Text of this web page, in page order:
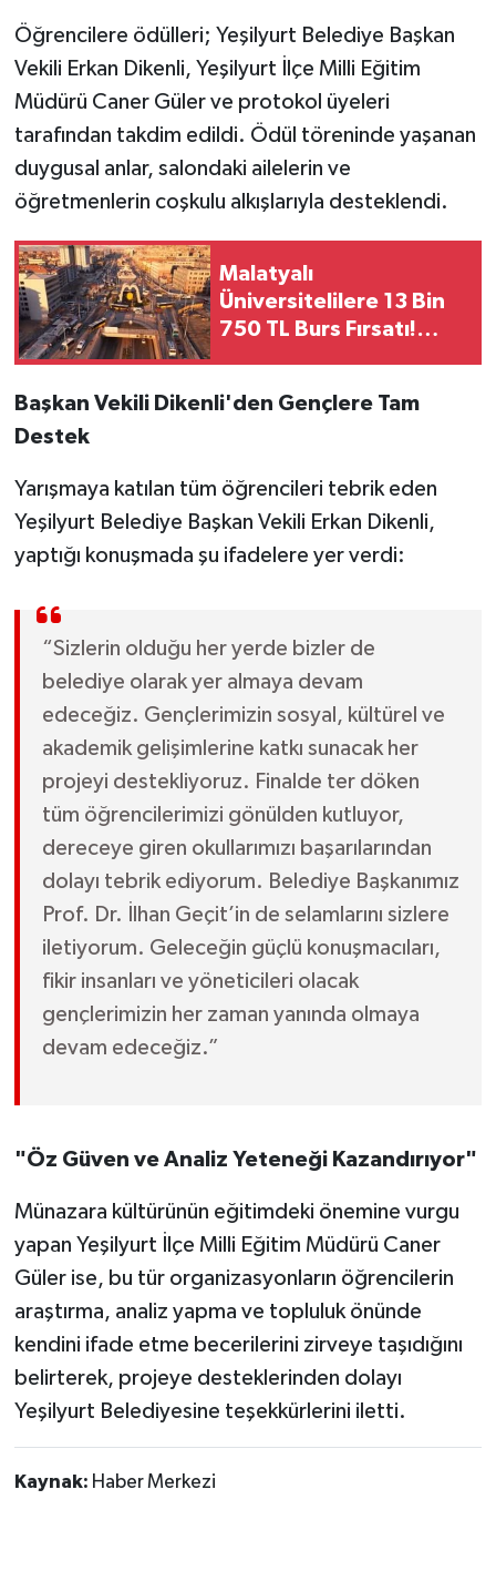
Öğrencilere ödülleri; Yeşilyurt Belediye Başkan
Vekili Erkan Dikenli, Yeşilyurt İlçe Milli Eğitim
Müdürü Caner Güler ve protokol üyeleri
tarafından takdim edildi. Ödül töreninde yaşanan
duygusal anlar, salondaki ailelerin ve
öğretmenlerin coşkulu alkışlarıyla desteklendi.
Malatyalı
Üniversitelilere 13 Bin
750 TL Burs Fırsatı!
Başkan Vekili Dikenli'den Gençlere Tam
Destek
Yarışmaya katılan tüm öğrencileri tebrik eden
Yeşilyurt Belediye Başkan Vekili Erkan Dikenli,
yaptığı konuşmada şu ifadelere yer verdi:
“Sizlerin olduğu her yerde bizler de
belediye olarak yer almaya devam
edeceğiz. Gençlerimizin sosyal, kültürel ve
akademik gelişimlerine katkı sunacak her
projeyi destekliyoruz. Finalde ter döken
tüm öğrencilerimizi gönülden kutluyor,
dereceye giren okullarımızı başarılarından
dolayı tebrik ediyorum. Belediye Başkanımız
Prof. Dr. İlhan Geçit’in de selamlarını sizlere
iletiyorum. Geleceğin güçlü konuşmacıları,
fikir insanları ve yöneticileri olacak
gençlerimizin her zaman yanında olmaya
devam edeceğiz.”
"Öz Güven ve Analiz Yeteneği Kazandırıyor"
Münazara kültürünün eğitimdeki önemine vurgu
yapan Yeşilyurt İlçe Milli Eğitim Müdürü Caner
Güler ise, bu tür organizasyonların öğrencilerin
araştırma, analiz yapma ve topluluk önünde
kendini ifade etme becerilerini zirveye taşıdığını
belirterek, projeye desteklerinden dolayı
Yeşilyurt Belediyesine teşekkürlerini iletti.
Kaynak: Haber Merkezi